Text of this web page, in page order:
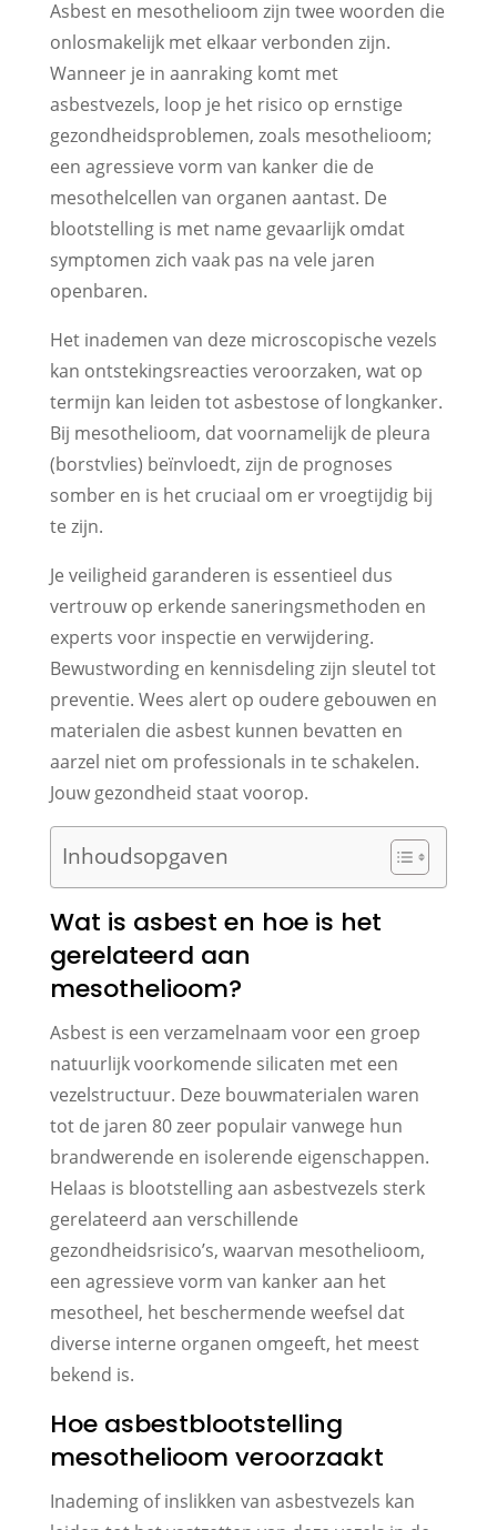
Asbest en mesothelioom zijn twee woorden die
onlosmakelijk met elkaar verbonden zijn.
Wanneer je in aanraking komt met
asbestvezels, loop je het risico op ernstige
gezondheidsproblemen, zoals mesothelioom;
een agressieve vorm van kanker die de
mesothelcellen van organen aantast. De
blootstelling is met name gevaarlijk omdat
symptomen zich vaak pas na vele jaren
openbaren.
Het inademen van deze microscopische vezels
kan ontstekingsreacties veroorzaken, wat op
termijn kan leiden tot asbestose of longkanker.
Bij mesothelioom, dat voornamelijk de pleura
(borstvlies) beïnvloedt, zijn de prognoses
somber en is het cruciaal om er vroegtijdig bij
te zijn.
Je veiligheid garanderen is essentieel dus
vertrouw op erkende saneringsmethoden en
experts voor inspectie en verwijdering.
Bewustwording en kennisdeling zijn sleutel tot
preventie. Wees alert op oudere gebouwen en
materialen die asbest kunnen bevatten en
aarzel niet om professionals in te schakelen.
Jouw gezondheid staat voorop.
Inhoudsopgaven
Wat is asbest en hoe is het
gerelateerd aan
mesothelioom?
Asbest is een verzamelnaam voor een groep
natuurlijk voorkomende silicaten met een
vezelstructuur. Deze bouwmaterialen waren
tot de jaren 80 zeer populair vanwege hun
brandwerende en isolerende eigenschappen.
Helaas is blootstelling aan asbestvezels sterk
gerelateerd aan verschillende
gezondheidsrisico’s, waarvan mesothelioom,
een agressieve vorm van kanker aan het
mesotheel, het beschermende weefsel dat
diverse interne organen omgeeft, het meest
bekend is.
Hoe asbestblootstelling
mesothelioom veroorzaakt
Inademing of inslikken van asbestvezels kan